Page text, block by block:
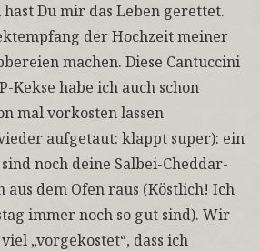
Du mir das Leben gerettet.
der Hochzeit meiner
machen. Diese Cantuccini
Kekse habe ich auch schon
mal vorkosten lassen
aufgetaut: klappt super): ein
noch deine Salbei-Cheddar-
aus dem Ofen raus (Köstlich! Ich
immer noch so gut sind). Wir
„vorgekostet“, dass ich